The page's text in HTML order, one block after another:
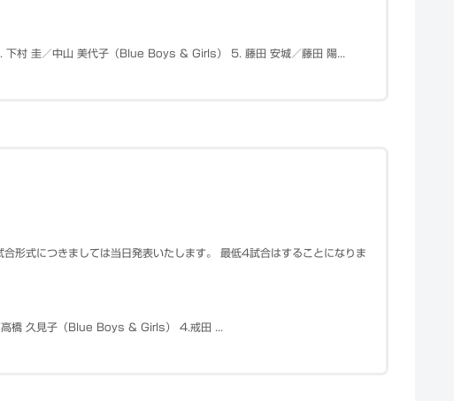
下村 圭／中山 美代子（Blue Boys & Girls） 5. 藤田 安城／藤田 陽...
形式につきましては当日発表いたします。 最低4試合はすることになりま
橋 久見子（Blue Boys & Girls） 4.戒田 ...